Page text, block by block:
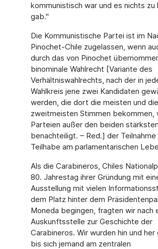
kommunistisch war und es nichts zu
gab."
Die Kommunistische Partei ist im
Pinochet-Chile zugelassen, wenn
durch das von Pinochet
binominale Wahlrecht [Variante des
Verhältniswahlrechts, nach der in
Wahlkreis jene zwei Kandidaten
werden, die dort die meisten und die
zweitmeisten Stimmen bekommen,
Parteien außer den beiden stärksten
benachteiligt. – Red.] der Teilnahme
Teilhabe am parlamentarischen
Als die Carabineros, Chiles
80. Jahrestag ihrer Gründung mit
Ausstellung mit vielen
dem Platz hinter dem
Moneda begingen, fragten wir nach
Auskunftsstelle zur Geschichte der
Carabineros. Wir wurden hin und
bis sich jemand am zentralen